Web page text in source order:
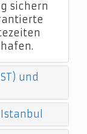
sichern
und